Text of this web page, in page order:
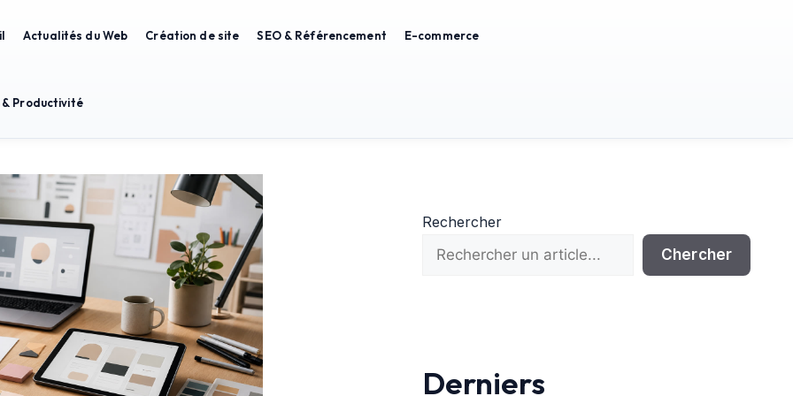
Actualités du Web Création de site SEO & Référencement E-commerce
Productivité
Rechercher
Chercher
Derniers